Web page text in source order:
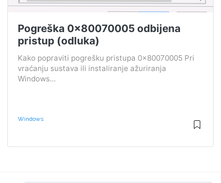
Pogreška 0x80070005 odbijena
pristup (odluka)
Kako popraviti pogrešku pristupa 0x80070005 Pri
vraćanju sustava ili instaliranje ažuriranja
Windows...
Windows